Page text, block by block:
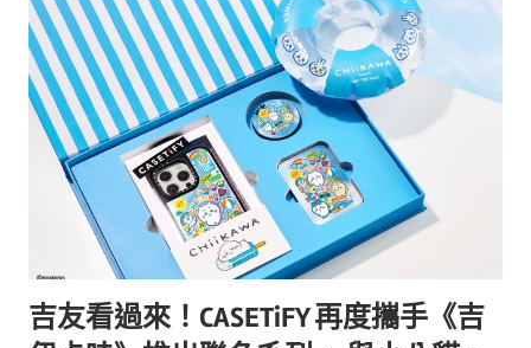
人
推
薦
技
自
媒
體。
吉友看過來！CASETiFY 再度攜手《吉